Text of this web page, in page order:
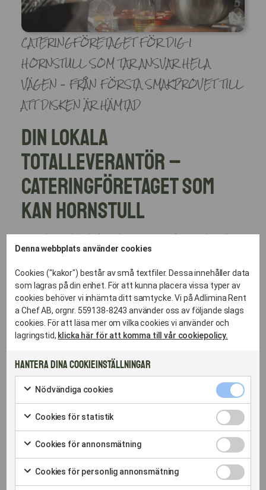
CATERINGFÖRETAGET FÖR DIG I
HORNSTULL SOM TAR ANSVAR HELA
VÄGEN – FRÅN FÖRSTA SMAKPROVET TILL
ATT DISKEN ÄR HÄMTAD
Din lokala
totalleverantör –
Cateringföretaget som
kan Hornstull
Att välja ett lokalt förankrat cateringföretag handlar
om trygghet.
brinner för att Hornstulls näringsliv och
privatpersoner ska äta bättre.
Vi känner till lokala festlokaler och
företagsområden, vilket gör oss till ett tryggt val
när tidplanen är tight.
Kort sagt så vet vi hur man parkerar och
levererar i både centrala Hornstull som hela
Hornstullsområdet.
Skalbara lösningar:
Vi är ett cateringföretag som växer med dina
behov – från den lilla styrelsemiddagen till event
Denna webbplats använder cookies
Cookies ("kakor") består av små textfiler. Dessa innehåller data
som lagras på din enhet. För att kunna placera vissa typer av
cookies behöver vi inhämta ditt samtycke. Vi på Adlimina Rent
a Chef AB, orgnr. 559138-8243 använder oss av följande slags
cookies. För att läsa mer om vilka cookies vi använder och
lagringstid, klicka här för att komma till vår cookiepolicy.
Hantera dina cookieinställningar
Nödvändiga cookies
Markera
att
samtycka
till
användning
av
Nödvändiga
cookies
kryssruta
Cookies för statistik
Markera
att
samtycka
till
användning
Cookies
för
statistik
kryssruta
Cookies för annonsmätning
Markera
att
samtycka
Cookies
för
kryssruta
Cookies för personlig annonsmätning
Markera
Cookies
för